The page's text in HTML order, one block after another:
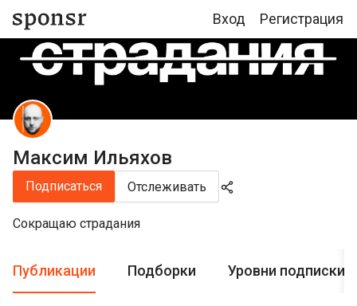
Вход Регистрация
Максим Ильяхов
Подписаться Отслеживать
Сокращаю страдания
Публикации Подборки Уровни подписки